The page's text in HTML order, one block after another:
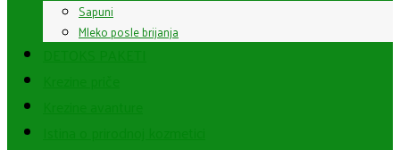
Sapuni
Mleko posle brijanja